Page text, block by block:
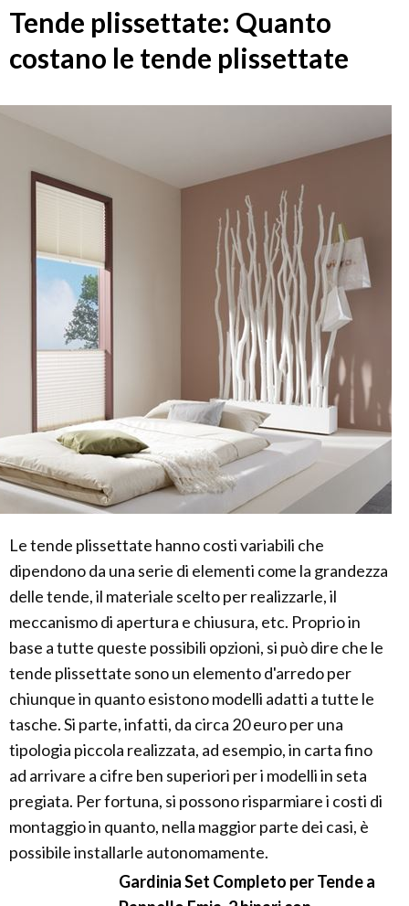
Tende plissettate: Quanto
costano le tende plissettate
Le tende plissettate hanno costi variabili che
dipendono da una serie di elementi come la grandezza
delle tende, il materiale scelto per realizzarle, il
meccanismo di apertura e chiusura, etc. Proprio in
base a tutte queste possibili opzioni, si può dire che le
tende plissettate sono un elemento d'arredo per
chiunque in quanto esistono modelli adatti a tutte le
tasche. Si parte, infatti, da circa 20 euro per una
tipologia piccola realizzata, ad esempio, in carta fino
ad arrivare a cifre ben superiori per i modelli in seta
pregiata. Per fortuna, si possono risparmiare i costi di
montaggio in quanto, nella maggior parte dei casi, è
possibile installarle autonomamente.
Gardinia Set Completo per Tende a